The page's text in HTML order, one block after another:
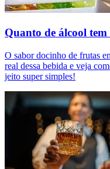
Quanto de álcool
O sabor docinho de frutas
real dessa bebida e veja
jeito super simples!